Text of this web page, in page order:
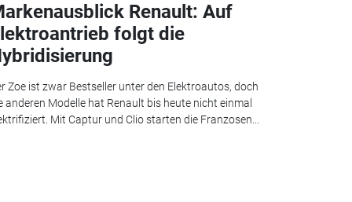
Renault: Auf
folgt die
Zoe ist zwar Bestseller unter den Elektroautos, doch
anderen Modelle hat Renault bis heute nicht einmal
Mit Captur und Clio starten die Franzosen...